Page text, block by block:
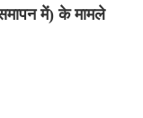
में) के मामले